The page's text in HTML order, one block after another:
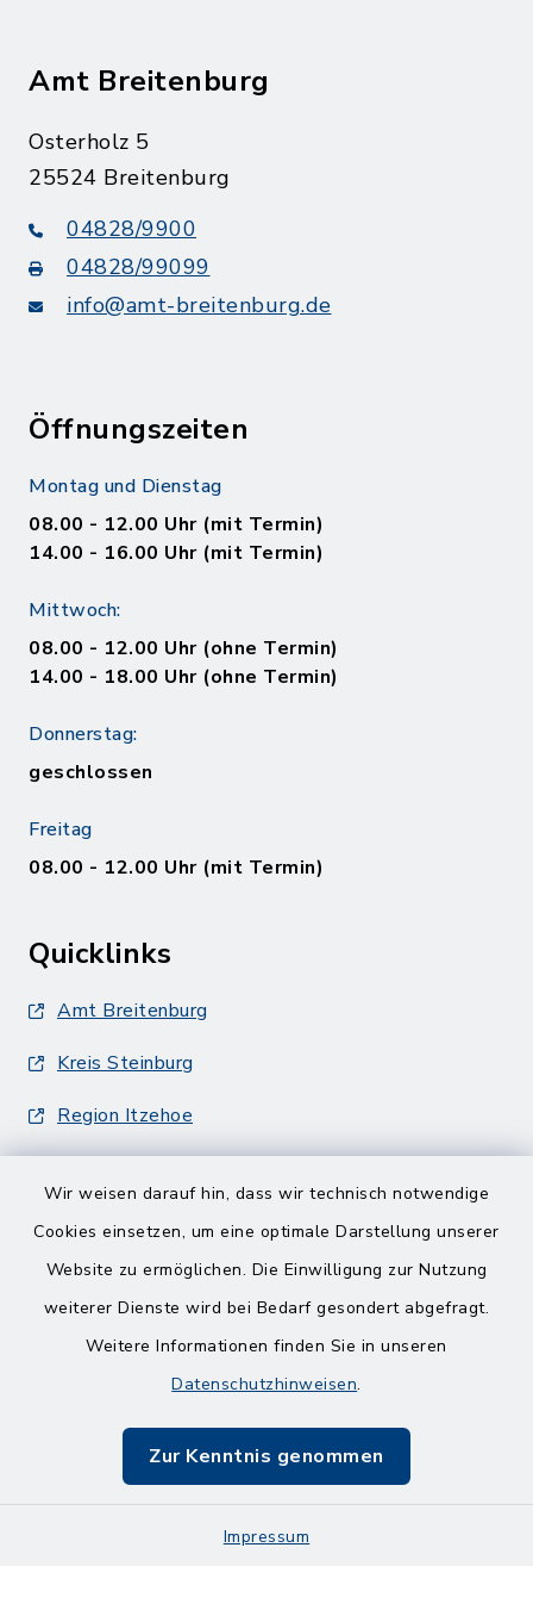
Wir weisen darauf hin, dass wir technisch notwendige
Cookies einsetzen, um eine optimale Darstellung unserer
Website zu ermöglichen. Die Einwilligung zur Nutzung
weiterer Dienste wird bei Bedarf gesondert abgefragt.
Weitere Informationen finden Sie in unseren
Datenschutzhinweisen.
Zur Kenntnis genommen
Impressum
Amt Breitenburg
Osterholz 5
25524 Breitenburg
04828/9900
04828/99099
info@amt-breitenburg.de
Öffnungszeiten
Montag und Dienstag
08.00 - 12.00 Uhr (mit Termin)
14.00 - 16.00 Uhr (mit Termin)
Mittwoch:
08.00 - 12.00 Uhr (ohne Termin)
14.00 - 18.00 Uhr (ohne Termin)
Donnerstag:
geschlossen
Freitag
08.00 - 12.00 Uhr (mit Termin)
Quicklinks
Amt Breitenburg
Kreis Steinburg
Region Itzehoe
Barrierefreiheit
Impressum
Sitemap